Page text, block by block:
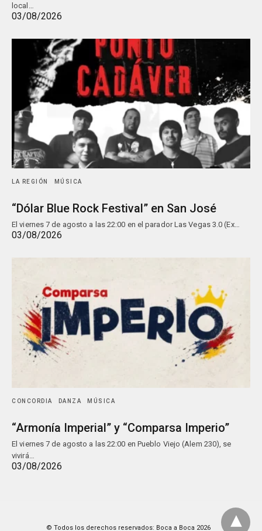
local…
03/08/2026
LA REGIÓN MÚSICA
“Dólar Blue Rock Festival” en San José
El viernes 7 de agosto a las 22:00 en el parador Las Vegas 3.0 (Ex…
03/08/2026
CONCORDIA DANZA MÚSICA
“Armonía Imperial” y “Comparsa Imperio”
El viernes 7 de agosto a las 22:00 en Pueblo Viejo (Alem 230), se
vivirá…
03/08/2026
© Todos los derechos reservados: Boca a Boca 2026